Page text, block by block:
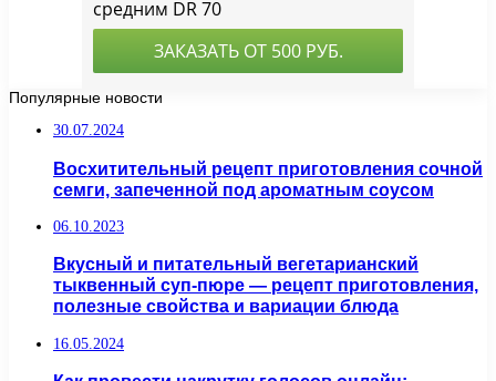
Популярные новости
30.07.2024
Восхитительный рецепт приготовления сочной
семги, запеченной под ароматным соусом
06.10.2023
Вкусный и питательный вегетарианский
тыквенный суп-пюре — рецепт приготовления,
полезные свойства и вариации блюда
16.05.2024